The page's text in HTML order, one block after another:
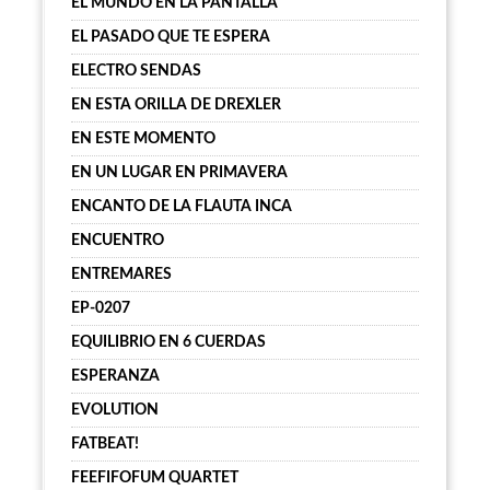
EL MUNDO EN LA PANTALLA
EL PASADO QUE TE ESPERA
ELECTRO SENDAS
EN ESTA ORILLA DE DREXLER
EN ESTE MOMENTO
EN UN LUGAR EN PRIMAVERA
ENCANTO DE LA FLAUTA INCA
ENCUENTRO
ENTREMARES
EP-0207
EQUILIBRIO EN 6 CUERDAS
ESPERANZA
EVOLUTION
FATBEAT!
FEEFIFOFUM QUARTET